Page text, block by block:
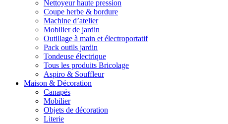
Nettoyeur haute pression
Coupe herbe & bordure
Machine d’atelier
Mobilier de jardin
Outillage à main et électroportatif
Pack outils jardin
Tondeuse électrique
Tous les produits Bricolage
Aspiro & Souffleur
Maison & Décoration
Canapés
Mobilier
Objets de décoration
Literie